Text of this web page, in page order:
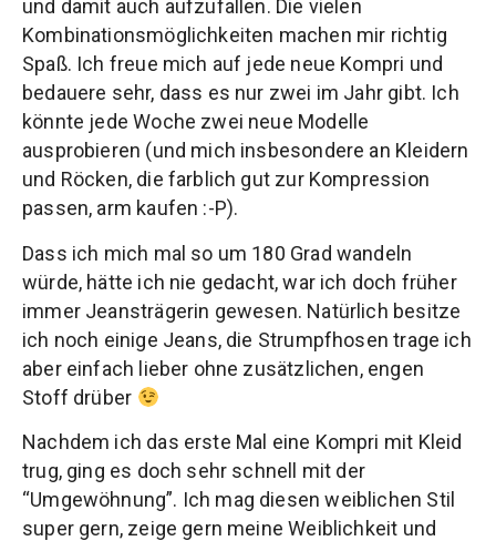
und damit auch aufzufallen. Die vielen
Kombinationsmöglichkeiten machen mir richtig
Spaß. Ich freue mich auf jede neue Kompri und
bedauere sehr, dass es nur zwei im Jahr gibt. Ich
könnte jede Woche zwei neue Modelle
ausprobieren (und mich insbesondere an Kleidern
und Röcken, die farblich gut zur Kompression
passen, arm kaufen :-P).
Dass ich mich mal so um 180 Grad wandeln
würde, hätte ich nie gedacht, war ich doch früher
immer Jeansträgerin gewesen. Natürlich besitze
ich noch einige Jeans, die Strumpfhosen trage ich
aber einfach lieber ohne zusätzlichen, engen
Stoff drüber
Nachdem ich das erste Mal eine Kompri mit Kleid
trug, ging es doch sehr schnell mit der
“Umgewöhnung”. Ich mag diesen weiblichen Stil
super gern, zeige gern meine Weiblichkeit und